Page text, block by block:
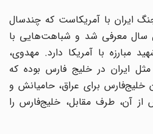
ایران با آمریکاست که چندسال
معرفی شد و شباهت‌هایی با
مبارزه با آمریکا دارد. مهدوی،
ایران در خلیج فارس بوده که
برای عراق، حامیانش و
آن، طرف مقابل، خلیج‌فارس را